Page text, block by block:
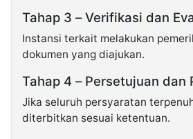
Tahap 3 – Verifikasi dan
Instansi terkait melakukan
dokumen yang diajukan.
Tahap 4 – Persetujuan dan
Jika seluruh persyaratan
diterbitkan sesuai ketentuan.